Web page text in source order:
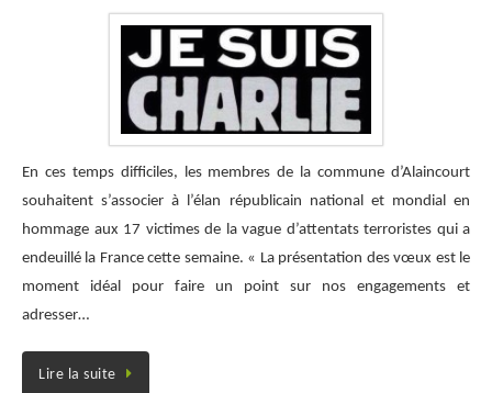
En ces temps difficiles, les membres de la commune d’Alaincourt
souhaitent s’associer à l’élan républicain national et mondial en
hommage aux 17 victimes de la vague d’attentats terroristes qui a
endeuillé la France cette semaine. « La présentation des vœux est le
moment idéal pour faire un point sur nos engagements et
adresser…
Lire la suite